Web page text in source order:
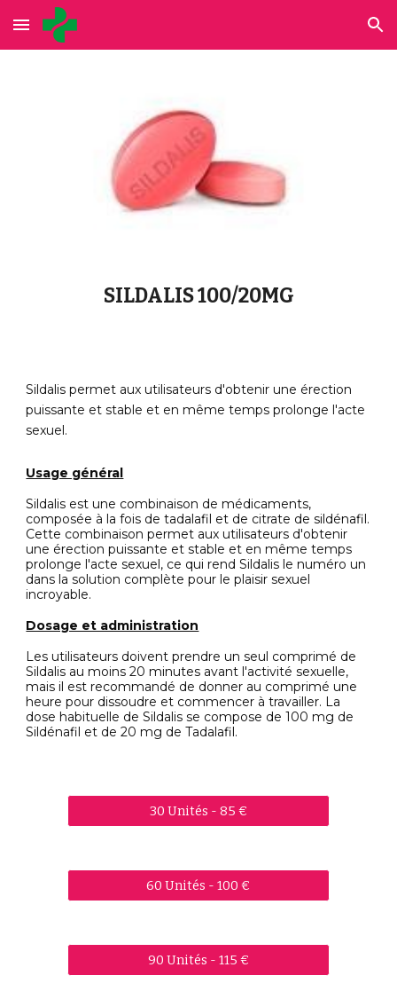
Skip to main content Skip to navigation
SILDALIS 100/20MG
Sildalis permet aux utilisateurs d'obtenir une érection
puissante et stable et en même temps prolonge l'acte
sexuel.
Usage général
Sildalis est une combinaison de médicaments,
composée à la fois de tadalafil et de citrate de sildénafil.
Cette combinaison permet aux utilisateurs d'obtenir
une érection puissante et stable et en même temps
prolonge l'acte sexuel, ce qui rend Sildalis le numéro un
dans la solution complète pour le plaisir sexuel
incroyable.
Dosage et administration
Les utilisateurs doivent prendre un seul comprimé de
Sildalis au moins 20 minutes avant l'activité sexuelle,
mais il est recommandé de donner au comprimé une
heure pour dissoudre et commencer à travailler. La
dose habituelle de Sildalis se compose de 100 mg de
Sildénafil et de 20 mg de Tadalafil.
30 Unités - 85 €
60 Unités - 100 €
90 Unités - 115 €